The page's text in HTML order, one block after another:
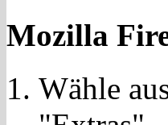
Mozilla
Wähle